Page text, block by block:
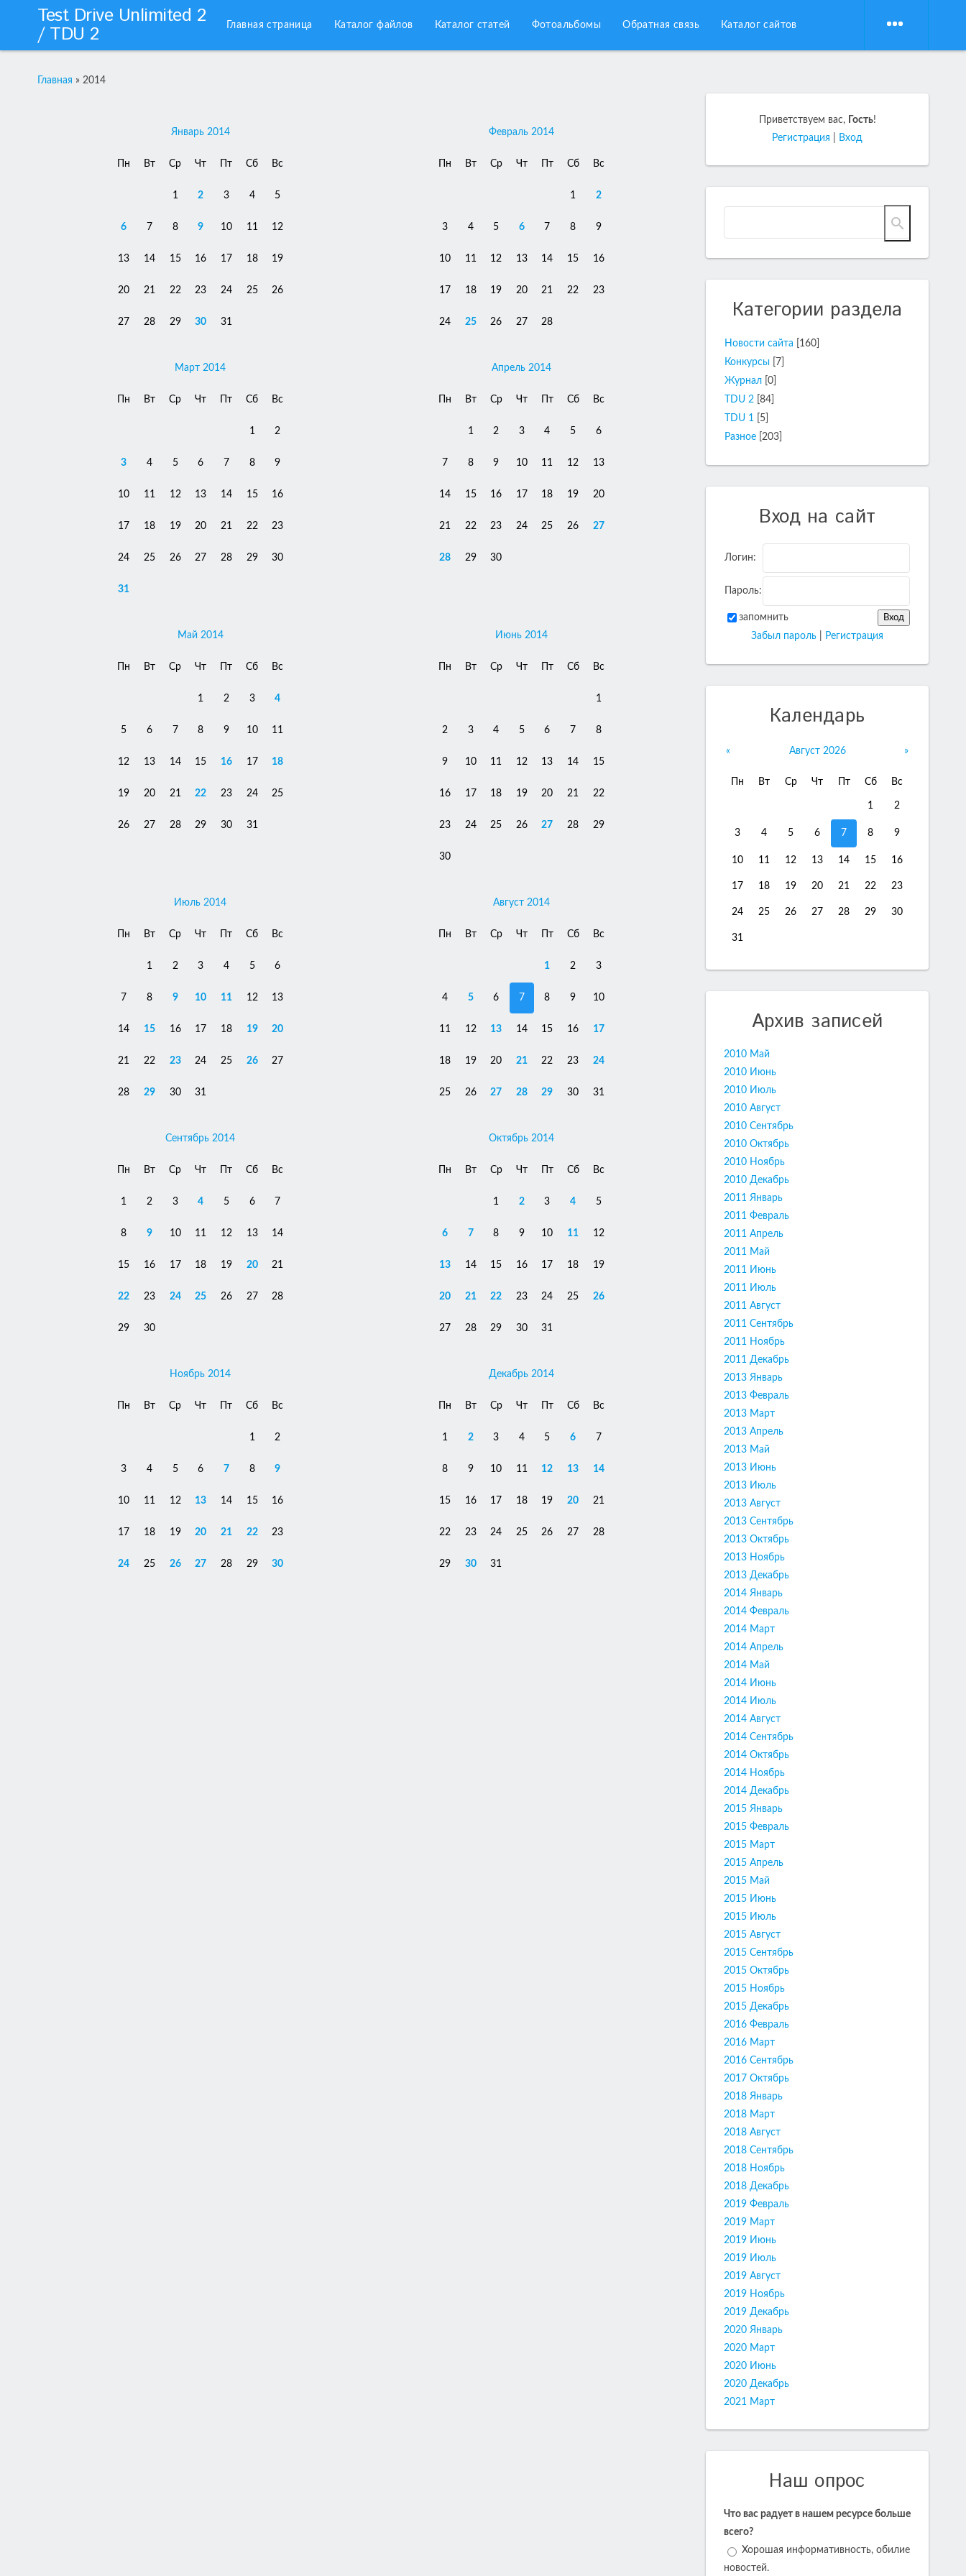
Test Drive Unlimited 2
/ TDU 2 Главная страница Каталог файлов Каталог статей Фотоальбомы Обратная связь Каталог сайтов
Главная » 2014
Январь 2014
Пн Вт Ср Чт Пт Сб Вс
1 2 3 4 5
6 7 8 9 10 11 12
13 14 15 16 17 18 19
20 21 22 23 24 25 26
27 28 29 30 31
Февраль 2014
Пн Вт Ср Чт Пт Сб Вс
1 2
3 4 5 6 7 8 9
10 11 12 13 14 15 16
17 18 19 20 21 22 23
24 25 26 27 28
Март 2014
Пн Вт Ср Чт Пт Сб Вс
1 2
3 4 5 6 7 8 9
10 11 12 13 14 15 16
17 18 19 20 21 22 23
24 25 26 27 28 29 30
31
Апрель 2014
Пн Вт Ср Чт Пт Сб Вс
1 2 3 4 5 6
7 8 9 10 11 12 13
14 15 16 17 18 19 20
21 22 23 24 25 26 27
28 29 30
Май 2014
Пн Вт Ср Чт Пт Сб Вс
1 2 3 4
5 6 7 8 9 10 11
12 13 14 15 16 17 18
19 20 21 22 23 24 25
26 27 28 29 30 31
Июнь 2014
Пн Вт Ср Чт Пт Сб Вс
1
2 3 4 5 6 7 8
9 10 11 12 13 14 15
16 17 18 19 20 21 22
23 24 25 26 27 28 29
30
Июль 2014
Пн Вт Ср Чт Пт Сб Вс
1 2 3 4 5 6
7 8 9 10 11 12 13
14 15 16 17 18 19 20
21 22 23 24 25 26 27
28 29 30 31
Август 2014
Пн Вт Ср Чт Пт Сб Вс
1 2 3
4 5 6 7 8 9 10
11 12 13 14 15 16 17
18 19 20 21 22 23 24
25 26 27 28 29 30 31
Сентябрь 2014
Пн Вт Ср Чт Пт Сб Вс
1 2 3 4 5 6 7
8 9 10 11 12 13 14
15 16 17 18 19 20 21
22 23 24 25 26 27 28
29 30
Октябрь 2014
Пн Вт Ср Чт Пт Сб Вс
1 2 3 4 5
6 7 8 9 10 11 12
13 14 15 16 17 18 19
20 21 22 23 24 25 26
27 28 29 30 31
Ноябрь 2014
Пн Вт Ср Чт Пт Сб Вс
1 2
3 4 5 6 7 8 9
10 11 12 13 14 15 16
17 18 19 20 21 22 23
24 25 26 27 28 29 30
Декабрь 2014
Пн Вт Ср Чт Пт Сб Вс
1 2 3 4 5 6 7
8 9 10 11 12 13 14
15 16 17 18 19 20 21
22 23 24 25 26 27 28
29 30 31
Приветствуем вас, Гость!
Регистрация
Вход
Категории раздела
Новости сайта
[160]
Конкурсы
[7]
Журнал [0]
TDU 2 [84]
TDU 1
[5]
Разное [203]
Вход на сайт
Логин:
Пароль:
запомнить
Забыл пароль
Регистрация
Календарь
« Август 2026 »
Пн Вт Ср Чт Пт Сб Вс
1 2
3 4 5 6 7 8 9
10 11 12 13 14 15 16
17 18 19 20 21 22 23
24 25 26 27 28 29 30
31
Архив записей
2010 Май
2010 Июнь
2010 Июль
2010 Август
2010 Сентябрь
2010 Октябрь
2010 Ноябрь
2010 Декабрь
2011 Январь
2011 Февраль
2011 Апрель
2011 Май
2011 Июнь
2011 Июль
2011 Август
2011 Сентябрь
2011 Ноябрь
2011 Декабрь
2013 Январь
2013 Февраль
2013 Март
2013 Апрель
2013 Май
2013 Июнь
2013 Июль
2013 Август
2013 Сентябрь
2013 Октябрь
2013 Ноябрь
2013 Декабрь
2014 Январь
2014 Февраль
2014 Март
2014 Апрель
2014 Май
2014 Июнь
2014 Июль
2014 Август
2014 Сентябрь
2014 Октябрь
2014 Ноябрь
2014 Декабрь
2015 Январь
2015 Февраль
2015 Март
2015 Апрель
2015 Май
2015 Июнь
2015 Июль
2015 Август
2015 Сентябрь
2015 Октябрь
2015 Ноябрь
2015 Декабрь
2016 Февраль
2016 Март
2016 Сентябрь
2017 Октябрь
2018 Январь
2018 Март
2018 Август
2018 Сентябрь
2018 Ноябрь
2018 Декабрь
2019 Февраль
2019 Март
2019 Июнь
2019 Июль
2019 Август
2019 Ноябрь
2019 Декабрь
2020 Январь
2020 Март
2020 Июнь
2020 Декабрь
2021 Март
Наш опрос
Что вас радует в нашем ресурсе больше
всего?
Хорошая информативность, обилие
новостей.